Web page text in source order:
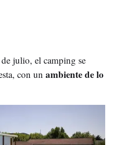
julio, el camping se
con un ambiente de lo